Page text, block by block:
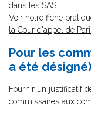
dans les SAS
Voir notre fiche
la Cour d'appel de
Pour les
a été désigné)
Fournir un justificatif
commissaires aux